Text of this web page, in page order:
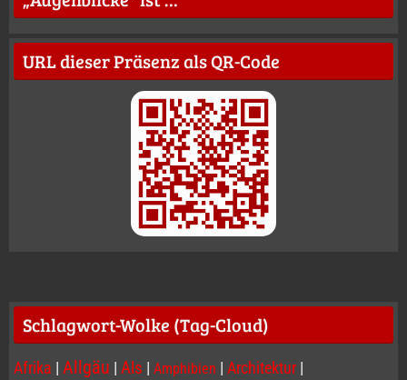
URL dieser Präsenz als QR-Code
Schlagwort-Wolke (Tag-Cloud)
Afrika | Allgäu | Als | Amphibien | Architektur |